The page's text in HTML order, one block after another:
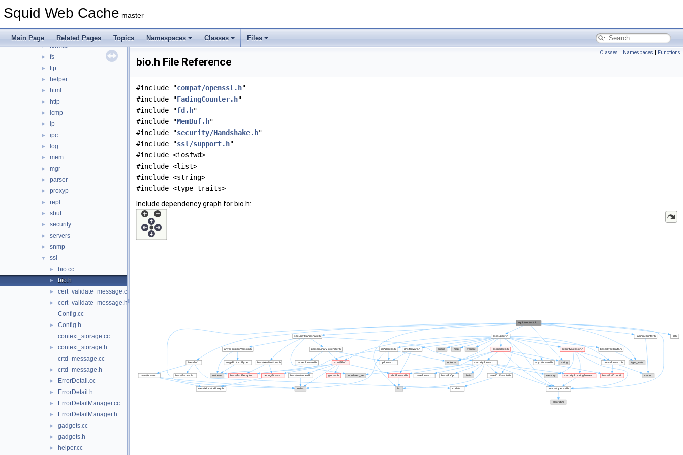
Squid Web Cache master
Main Page Related Pages Topics Namespaces Classes Files
► dns
eui
► format
► fs
► ftp
► helper
► html
► http
► icmp
► ip
► ipc
► log
► mem
► mgr
► parser
► proxyp
► repl
► sbuf
► security
► servers
► snmp
▼ ssl
► bio.cc
► bio.h
► cert_validate_message.cc
►
cert_validate_message.h
Config.cc
►
Config.h
context_storage.cc
►
context_storage.h
crtd_message.cc
► crtd_message.h
► ErrorDetail.cc
► ErrorDetail.h
► ErrorDetailManager.cc
► ErrorDetailManager.h
► gadgets.cc
► gadgets.h
► helper.cc
Classes | Namespaces | Functions
bio.h File Reference
#include "compat/openssl.h"
#include "FadingCounter.h"
#include "fd.h"
#include "MemBuf.h"
#include "security/Handshake.h"
#include "ssl/support.h"
#include <iosfwd>
#include <list>
#include <string>
#include <type_traits>
Include dependency graph for bio.h: